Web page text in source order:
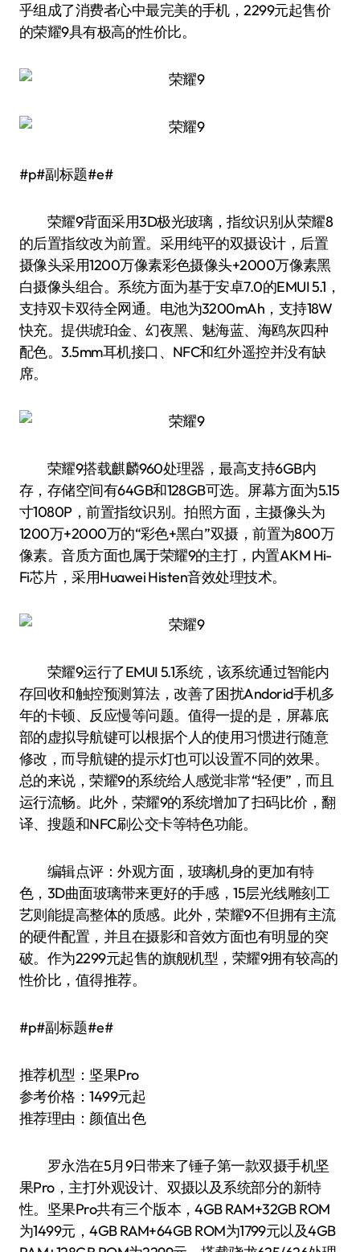
乎组成了消费者心中最完美的手机，2299元起售价
的荣耀9具有极高的性价比。
#p#副标题#e#
荣耀9背面采用3D极光玻璃，指纹识别从荣耀8
的后置指纹改为前置。采用纯平的双摄设计，后置
摄像头采用1200万像素彩色摄像头+2000万像素黑
白摄像头组合。系统方面为基于安卓7.0的EMUI 5.1，
支持双卡双待全网通。电池为3200mAh，支持18W
快充。提供琥珀金、幻夜黑、魅海蓝、海鸥灰四种
配色。3.5mm耳机接口、NFC和红外遥控并没有缺
席。
荣耀9搭载麒麟960处理器，最高支持6GB内
存，存储空间有64GB和128GB可选。屏幕方面为5.15
寸1080P，前置指纹识别。拍照方面，主摄像头为
1200万+2000万的“彩色+黑白”双摄，前置为800万
像素。音质方面也属于荣耀9的主打，内置AKM Hi-
Fi芯片，采用Huawei Histen音效处理技术。
荣耀9运行了EMUI 5.1系统，该系统通过智能内
存回收和触控预测算法，改善了困扰Andorid手机多
年的卡顿、反应慢等问题。值得一提的是，屏幕底
部的虚拟导航键可以根据个人的使用习惯进行随意
修改，而导航键的提示灯也可以设置不同的效果。
总的来说，荣耀9的系统给人感觉非常“轻便”，而且
运行流畅。此外，荣耀9的系统增加了扫码比价，翻
译、搜题和NFC刷公交卡等特色功能。
编辑点评：外观方面，玻璃机身的更加有特
色，3D曲面玻璃带来更好的手感，15层光线雕刻工
艺则能提高整体的质感。此外，荣耀9不但拥有主流
的硬件配置，并且在摄影和音效方面也有明显的突
破。作为2299元起售的旗舰机型，荣耀9拥有较高的
性价比，值得推荐。
#p#副标题#e#
推荐机型：坚果Pro
参考价格：1499元起
推荐理由：颜值出色
罗永浩在5月9日带来了锤子第一款双摄手机坚
果Pro，主打外观设计、双摄以及系统部分的新特
性。坚果Pro共有三个版本，4GB RAM+32GB ROM
为1499元，4GB RAM+64GB ROM为1799元以及4GB